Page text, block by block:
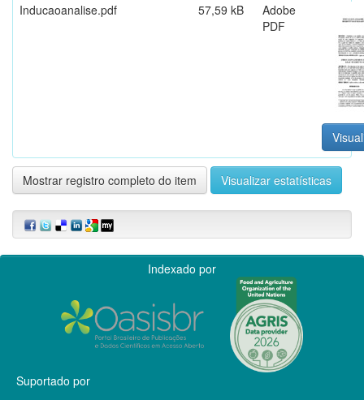
Inducaoanalise.pdf
57,59 kB
Adobe
PDF
Mostrar registro completo do item Visualizar estatísticas
Indexado por
Suportado por